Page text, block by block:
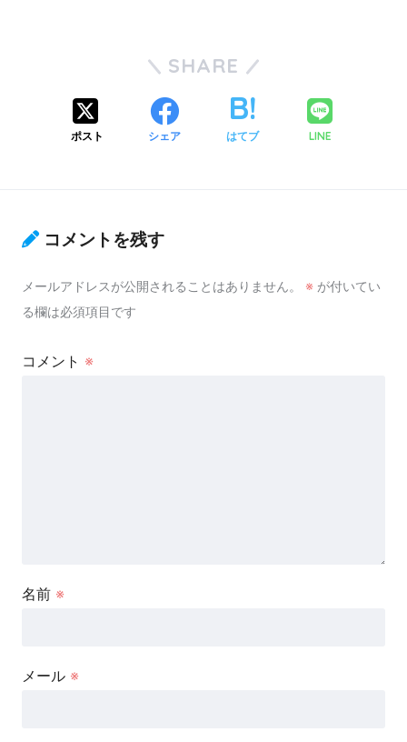
SHARE
ポスト シェア はてブ LINE
コメントを残す
メールアドレスが公開されることはありません。 ※ が付いてい
る欄は必須項目です
コメント ※
名前 ※
メール ※